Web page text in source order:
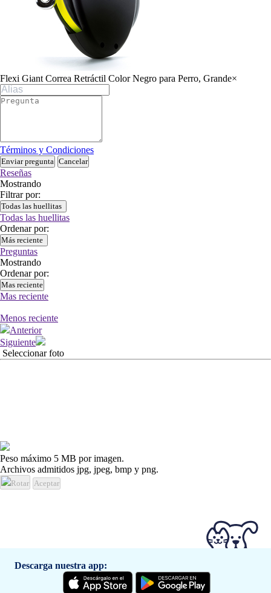
Flexi Giant Correa Retráctil Color Negro para Perro, Grande×
Términos y Condiciones
Enviar pregunta Cancelar
Reseñas
Mostrando
Filtrar por:
Todas las huellitas
Todas las huellitas
Ordenar por:
Más reciente
Preguntas
Mostrando
Ordenar por:
Mas reciente
Mas reciente
Menos reciente
Anterior
Siguiente
Seleccionar foto
Peso máximo 5 MB por imagen.
Archivos admitidos jpg, jpeg, bmp y png.
Rotar Aceptar
Descarga nuestra app: